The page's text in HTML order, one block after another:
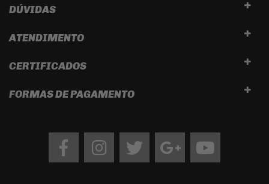
DÚVIDAS
ATENDIMENTO
CERTIFICADOS
FORMAS DE PAGAMENTO
FacebookInstagram twitter googleYoutube